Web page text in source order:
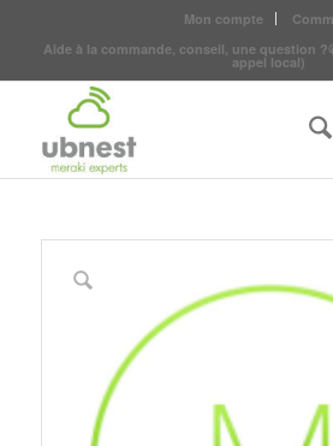
Mon compte
Aide à la commande, conseil, une question ?
appel local)